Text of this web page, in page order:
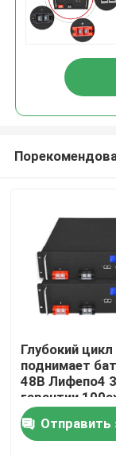
Домой
Продукты
Глубокий цикл
поднимает
48В Лифепо4
гарантии
Квтч 16С8П
Отправить